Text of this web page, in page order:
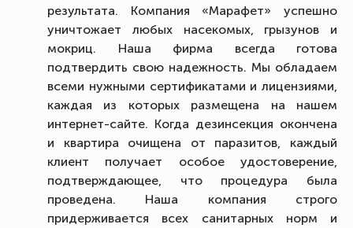
результата. Компания «Марафет» успешно
уничтожает любых насекомых, грызунов и
мокриц. Наша фирма всегда готова
подтвердить свою надежность. Мы обладаем
всеми нужными сертификатами и лицензиями,
каждая из которых размещена на нашем
интернет-сайте. Когда дезинсекция окончена
и квартира очищена от паразитов, каждый
клиент получает особое удостоверение,
подтверждающее, что процедура была
проведена. Наша компания строго
придерживается всех санитарных норм и